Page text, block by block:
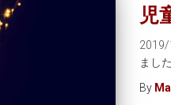
児
2019/
まし
By